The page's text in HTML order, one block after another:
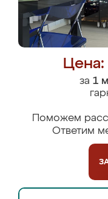
за 1
Поможем
Ответим